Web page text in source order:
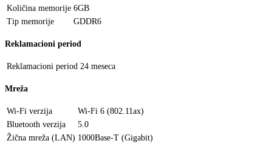
Količina memorije 6GB
Tip memorije
GDDR6
Reklamacioni period
Reklamacioni period 24 meseca
Mreža
Wi-Fi verzija
Wi-Fi 6 (802.11ax)
Bluetooth verzija
5.0
Žična mreža (LAN) 1000Base-T (Gigabit)